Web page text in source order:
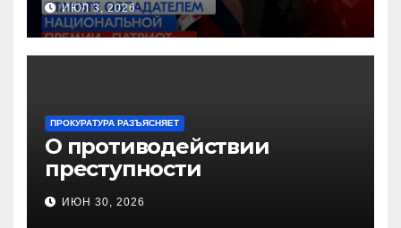
«Патриот»
ИЮЛ 3, 2026
ПРОКУРАТУРА РАЗЪЯСНЯЕТ
О противодействии
преступности
несовершеннолетних и
нарушению их прав
ИЮН 30, 2026